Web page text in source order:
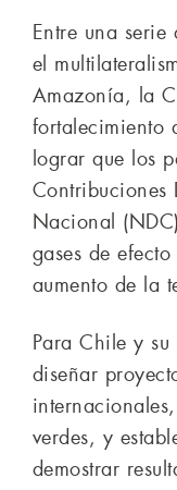
Entre una
el
Amazonía, la
fortalecimiento
lograr que los
Contribuciones
Nacional
gases de
aumento de la
Para Chile y
diseñar
verdes, y
demostrar